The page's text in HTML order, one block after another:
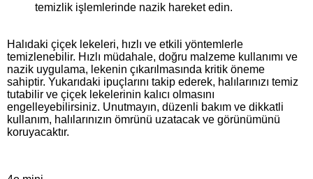
temizlik işlemlerinde nazik hareket edin.
Halıdaki çiçek lekeleri, hızlı ve etkili yöntemlerle
temizlenebilir. Hızlı müdahale, doğru malzeme kullanımı ve
nazik uygulama, lekenin çıkarılmasında kritik öneme
sahiptir. Yukarıdaki ipuçlarını takip ederek, halılarınızı temiz
tutabilir ve çiçek lekelerinin kalıcı olmasını
engelleyebilirsiniz. Unutmayın, düzenli bakım ve dikkatli
kullanım, halılarınızın ömrünü uzatacak ve görünümünü
koruyacaktır.